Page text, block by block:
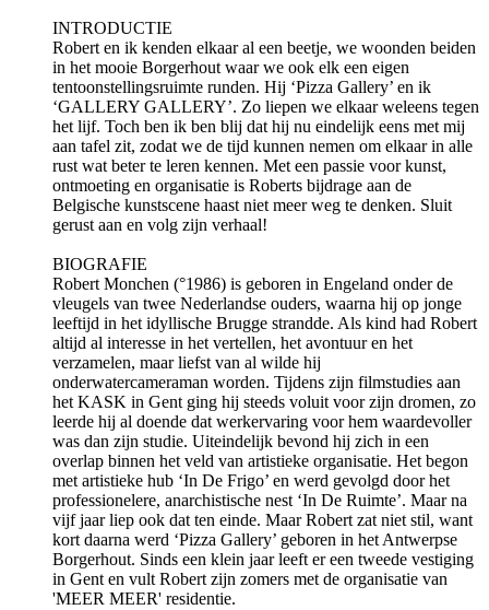
INTRODUCTIE
Robert en ik kenden elkaar al een beetje, we woonden beiden
in het mooie Borgerhout waar we ook elk een eigen
tentoonstellingsruimte runden. Hij ‘Pizza Gallery’ en ik
‘GALLERY GALLERY’. Zo liepen we elkaar weleens tegen
het lijf. Toch ben ik ben blij dat hij nu eindelijk eens met mij
aan tafel zit, zodat we de tijd kunnen nemen om elkaar in alle
rust wat beter te leren kennen. Met een passie voor kunst,
ontmoeting en organisatie is Roberts bijdrage aan de
Belgische kunstscene haast niet meer weg te denken. Sluit
gerust aan en volg zijn verhaal!
BIOGRAFIE
Robert Monchen (°1986) is geboren in Engeland onder de
vleugels van twee Nederlandse ouders, waarna hij op jonge
leeftijd in het idyllische Brugge strandde. Als kind had Robert
altijd al interesse in het vertellen, het avontuur en het
verzamelen, maar liefst van al wilde hij
onderwatercameraman worden. Tijdens zijn filmstudies aan
het KASK in Gent ging hij steeds voluit voor zijn dromen, zo
leerde hij al doende dat werkervaring voor hem waardevoller
was dan zijn studie. Uiteindelijk bevond hij zich in een
overlap binnen het veld van artistieke organisatie. Het begon
met artistieke hub ‘In De Frigo’ en werd gevolgd door het
professionelere, anarchistische nest ‘In De Ruimte’. Maar na
vijf jaar liep ook dat ten einde. Maar Robert zat niet stil, want
kort daarna werd ‘Pizza Gallery’ geboren in het Antwerpse
Borgerhout. Sinds een klein jaar leeft er een tweede vestiging
in Gent en vult Robert zijn zomers met de organisatie van
'MEER MEER' residentie.